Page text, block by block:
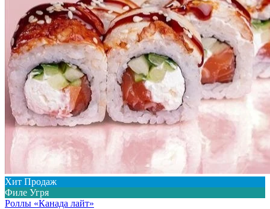
Хит Продаж
Филе Угря
Роллы «Канада лайт»